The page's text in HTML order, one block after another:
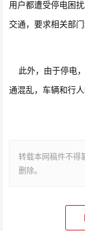
用户都遭受停电困
交通，要求相关部
此外，由于停电，
通混乱，车辆和行
转载本网稿件不得
删除。